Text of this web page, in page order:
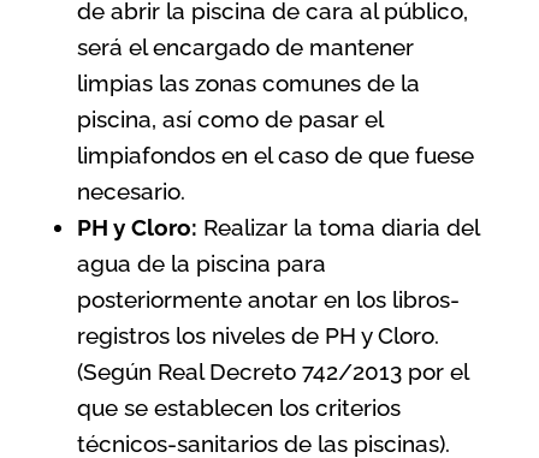
de abrir la piscina de cara al público,
será el encargado de mantener
limpias las zonas comunes de la
piscina, así como de pasar el
limpiafondos en el caso de que fuese
necesario.
PH y Cloro: Realizar la toma diaria del
agua de la piscina para
posteriormente anotar en los libros-
registros los niveles de PH y Cloro.
(Según Real Decreto 742/2013 por el
que se establecen los criterios
técnicos-sanitarios de las piscinas).